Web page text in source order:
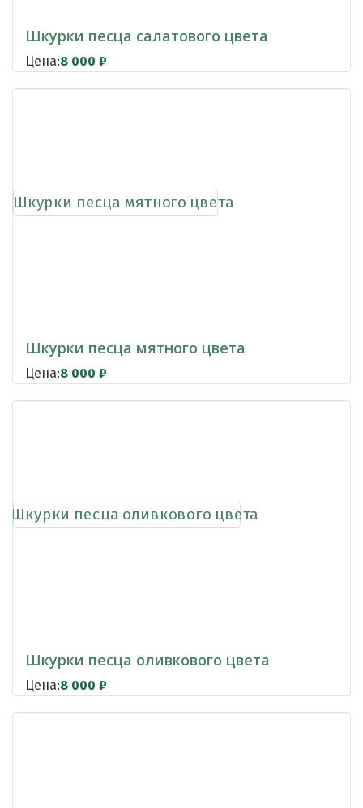
Шкурки песца салатового цвета
Цена:8 000 ₽
Шкурки песца мятного цвета
Цена:8 000 ₽
Шкурки песца оливкового цвета
Цена:8 000 ₽